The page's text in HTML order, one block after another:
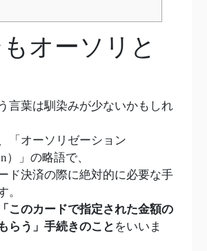
オーソリと
言葉は馴染みが少ないかもしれ
「オーソリゼーション
）」の略語で、
ド決済の際に絶対的に必要な手
。
「このカードで指定された金額の
らう」手続きのこと をいいま